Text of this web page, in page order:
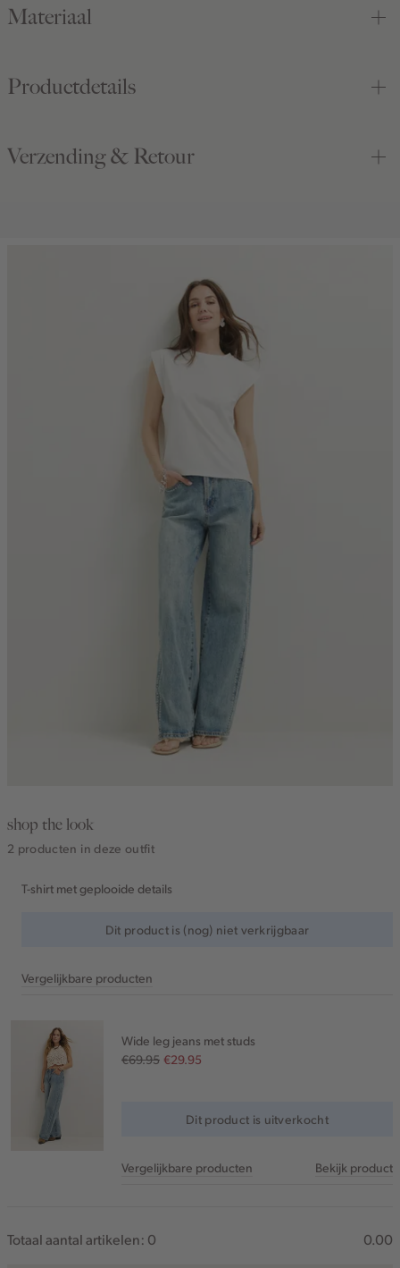
Materiaal
Productdetails
Verzending & Retour
shop the look
2 producten in deze outfit
T-shirt met geplooide details
Dit product is (nog) niet verkrijgbaar
Vergelijkbare producten
Wide leg jeans met studs
€69.95 €29.95
Dit product is uitverkocht
Vergelijkbare producten Bekijk product
Totaal aantal artikelen: 0 0.00